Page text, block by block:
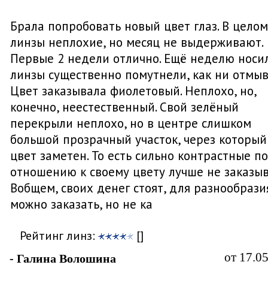
Брала попробовать новый цвет глаз. В
линзы неплохие, но месяц не выдерживают.
Первые 2 недели отлично. Ещё неделю
линзы существенно помутнели, как ни
Цвет заказывала фиолетовый. Неплохо, но,
конечно, неестественный. Свой зелёный
перекрыли неплохо, но в центре слишком
большой прозрачный участок, через
цвет заметен. То есть сильно контрастные по
отношению к своему цвету лучше не
Вобщем, своих денег стоят, для
можно заказать, но не ка
Рейтинг линз: []
- Галина Волошина от